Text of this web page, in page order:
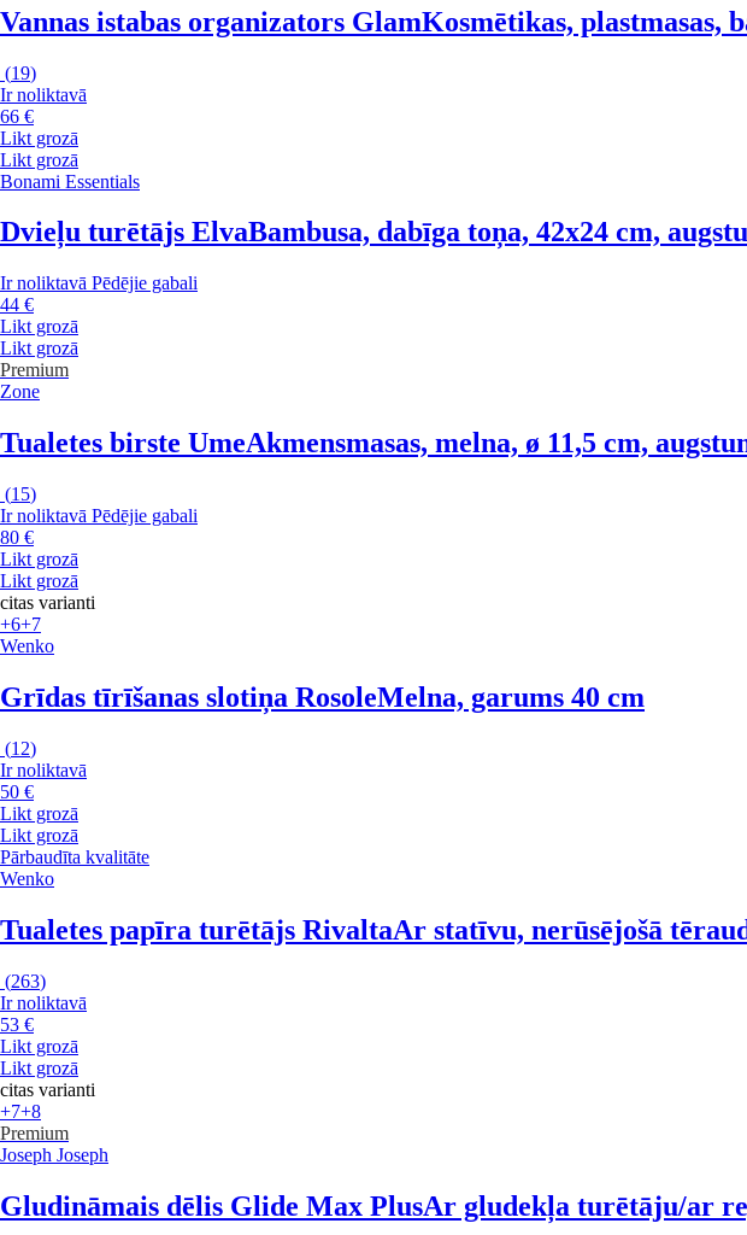
Vannas istabas organizators GlamKosmētikas, plastmasas,
(19)
Ir noliktavā
66 €
Likt grozā
Likt grozā
Bonami Essentials
Dvieļu turētājs ElvaBambusa, dabīga toņa, 42x24 cm,
Ir noliktavā Pēdējie gabali
44 €
Likt grozā
Likt grozā
Premium
Zone
Tualetes birste UmeAkmensmasas, melna, ø 11,5 cm,
(15)
Ir noliktavā Pēdējie gabali
80 €
Likt grozā
Likt grozā
citas varianti
+6+7
Wenko
Grīdas tīrīšanas slotiņa RosoleMelna, garums 40 cm
(12)
Ir noliktavā
50 €
Likt grozā
Likt grozā
Pārbaudīta kvalitāte
Wenko
Tualetes papīra turētājs RivaltaAr statīvu, nerūsējošā
(263)
Ir noliktavā
53 €
Likt grozā
Likt grozā
citas varianti
+7+8
Premium
Joseph Joseph
Gludināmais dēlis Glide Max PlusAr gludekļa turētāju/ar